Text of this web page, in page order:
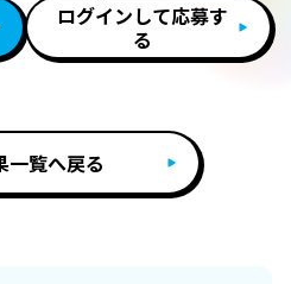
ログインして応募す
る
一覧へ戻る